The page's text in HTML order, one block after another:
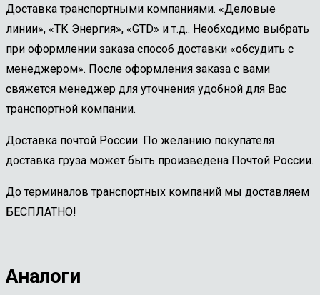
Доставка транспортными компаниями. «Деловые
линии», «ТК Энергия», «GTD» и т.д.. Необходимо выбрать
при оформлении заказа способ доставки «обсудить с
менеджером». После оформления заказа с вами
свяжется менеджер для уточнения удобной для Вас
транспортной компании.
Доставка почтой России. По желанию покупателя
доставка груза может быть произведена Почтой России.
До терминалов транспортных компаний мы доставляем
БЕСПЛАТНО!
Аналоги